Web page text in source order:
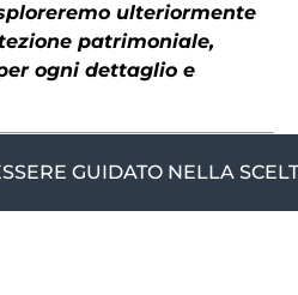
ulteriormente
patrimoniale,
ogni dettaglio e
GUIDATO NELLA